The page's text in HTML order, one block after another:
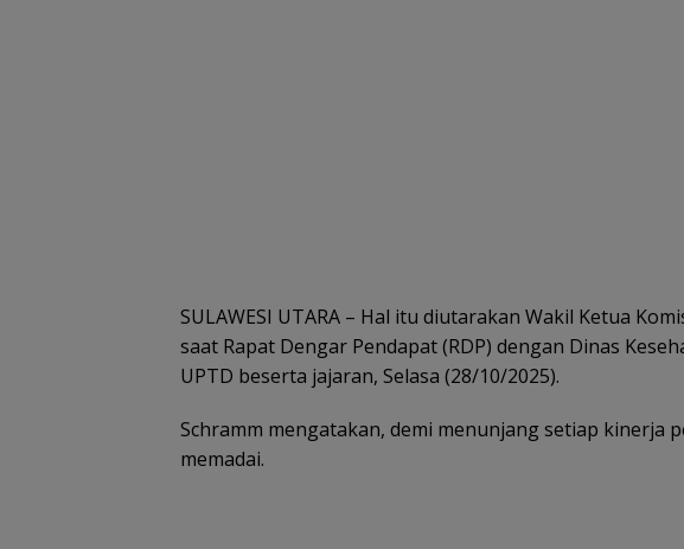
SULAWESI UTARA – Hal itu diutarakan Wakil Ketua
saat Rapat Dengar Pendapat (RDP) dengan Dinas
UPTD beserta jajaran, Selasa (28/10/2025).
Schramm mengatakan, demi menunjang setiap kinerja
memadai.